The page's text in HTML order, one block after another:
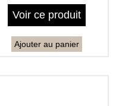
Voir ce produit
Ajouter au panier